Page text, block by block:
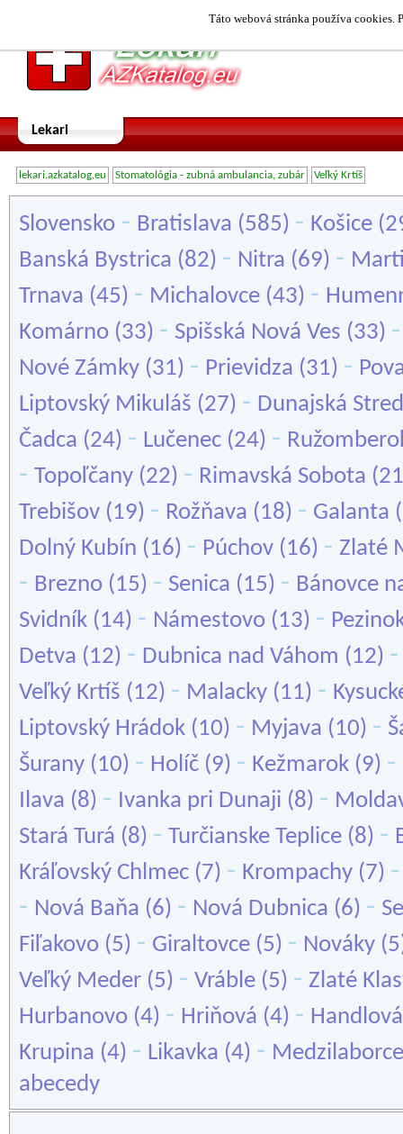
Táto webová stránka používa cookies.
Lekari
lekari.azkatalog.eu Stomatológia - zubná ambulancia, zubár Veľký Krtíš
Slovensko - Bratislava (585) - Košice
Banská Bystrica (82) - Nitra (69) -
Trnava (45) - Michalovce (43) -
Komárno (33) - Spišská Nová Ves (33)
Nové Zámky (31) - Prievidza (31) -
Liptovský Mikuláš (27) - Dunajská
Čadca (24) - Lučenec (24) -
- Topoľčany (22) - Rimavská Sobota
Trebišov (19) - Rožňava (18) - Galanta
Dolný Kubín (16) - Púchov (16) - Zlaté
- Brezno (15) - Senica (15) - Bánovce
Svidník (14) - Námestovo (13) -
Detva (12) - Dubnica nad Váhom (12)
Veľký Krtíš (12) - Malacky (11) -
Liptovský Hrádok (10) - Myjava (10) -
Šurany (10) - Holíč (9) - Kežmarok (9) -
Ilava (8) - Ivanka pri Dunaji (8) -
Stará Turá (8) - Turčianske Teplice (8) -
Kráľovský Chlmec (7) - Krompachy (7)
- Nová Baňa (6) - Nová Dubnica (6) -
Fiľakovo (5) - Giraltovce (5) - Nováky
Veľký Meder (5) - Vráble (5) - Zlaté
Hurbanovo (4) - Hriňová (4) - Handlová
Krupina (4) - Likavka (4) - Medzilaborce
abecedy